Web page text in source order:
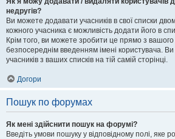
недругів?
Ви можете додавати учасників в свої списки
кожного учасника є можливість додати його в
Крім того, ви можете зробити це прямо з вашого
безпосереднім введенням імені користувача.
учасників з ваших списків на тій самій сторінці.
Догори
Пошук по форумах
Як мені здійснити пошук на форумі?
Введіть умови пошуку у відповідному полі, яке